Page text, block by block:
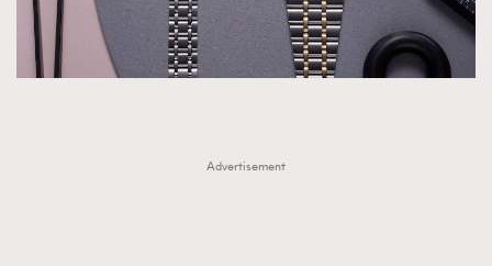
Advertisement